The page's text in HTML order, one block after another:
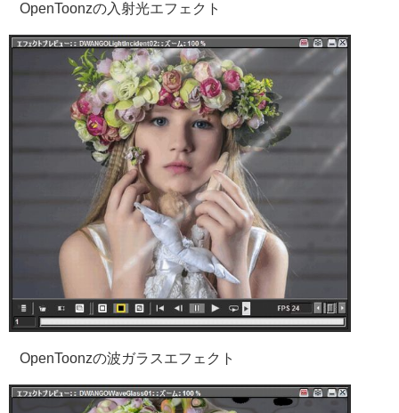
OpenToonzの入射光エフェクト
OpenToonzの波ガラスエフェクト